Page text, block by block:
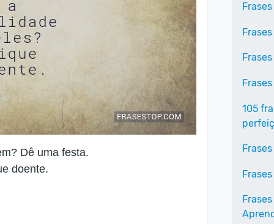
Dê uma festa.
doente.
105